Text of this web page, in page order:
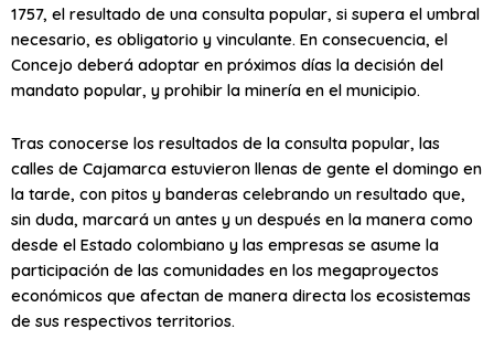
1757, el resultado de una consulta popular, si supera el umbral
necesario, es obligatorio y vinculante. En consecuencia, el
Concejo deberá adoptar en próximos días la decisión del
mandato popular, y prohibir la minería en el municipio.
Tras conocerse los resultados de la consulta popular, las
calles de Cajamarca estuvieron llenas de gente el domingo en
la tarde, con pitos y banderas celebrando un resultado que,
sin duda, marcará un antes y un después en la manera como
desde el Estado colombiano y las empresas se asume la
participación de las comunidades en los megaproyectos
económicos que afectan de manera directa los ecosistemas
de sus respectivos territorios.